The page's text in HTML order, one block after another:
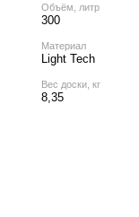
Объём, литр
300
Материал
Light Tech
Вес доски, кг
8,35